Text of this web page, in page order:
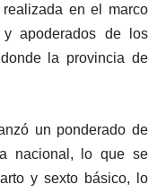
en el marco
apoderados de los
la provincia de
un ponderado de
nacional, lo que se
y sexto básico, lo